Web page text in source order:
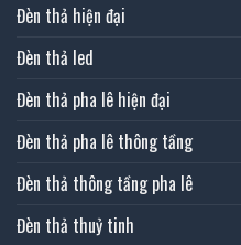
Đèn thả hiện đại
Đèn thả led
Đèn thả pha lê hiện đại
Đèn thả pha lê thông tầng
Đèn thả thông tầng pha lê
Đèn thả thuỷ tinh